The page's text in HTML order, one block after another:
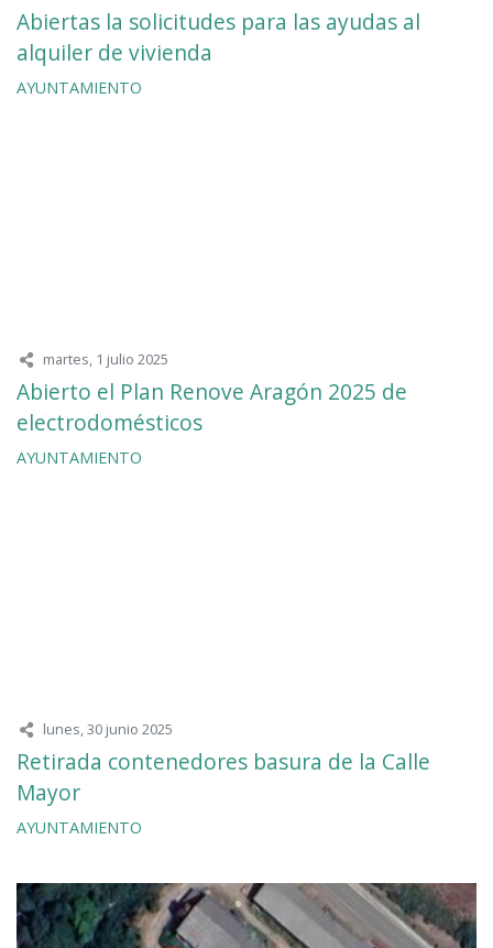
Abiertas la solicitudes para las ayudas al
alquiler de vivienda
AYUNTAMIENTO
martes, 1 julio 2025
Abierto el Plan Renove Aragón 2025 de
electrodomésticos
AYUNTAMIENTO
lunes, 30 junio 2025
Retirada contenedores basura de la Calle
Mayor
AYUNTAMIENTO